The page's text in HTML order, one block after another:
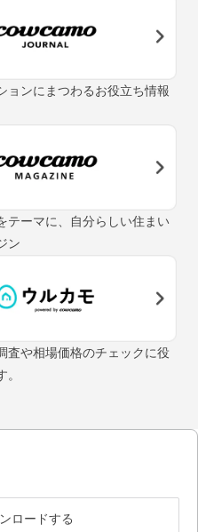
ョンにまつわるお役立ち情報
テーマに、自分らしい住まい
ン
査や相場価格のチェックに役
ロードする